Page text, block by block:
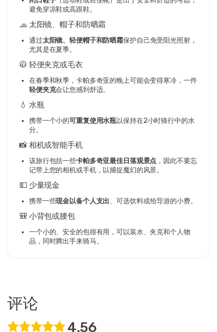
避免穿凉鞋或高跟鞋。
🧢 太阳镜、帽子和防晒霜
通过太阳镜、轻便帽子和防晒霜保护自己免受阳光照射，
尤其是在夏季。
🧥 轻便夹克或毛衣
在春季和秋季，卡帕多奇亚的晚上可能会变得寒冷，一件
轻便夹克会让您感到舒适。
💧 水瓶
携带一个小的可重复使用水瓶以保持在2小时骑行中的水
分。
📸 相机或智能手机
该旅行包括一些卡帕多奇亚最佳日落观景点 ，因此不要忘
记带上您的相机或手机，以捕捉魔幻的风景。
💵 少量现金
携带一些现金以备个人支出、可选饮料或给导游的小费。
🎒 小背包或腰包
一个小的、安全的包很有用，可以装水、夹克和个人物
品，同时腾出手来骑马。
评论
4.56